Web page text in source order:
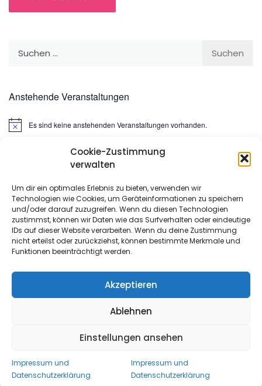
Cookie-Zustimmung
verwalten
Um dir ein optimales Erlebnis zu bieten, verwenden wir
Technologien wie Cookies, um Geräteinformationen zu speichern
und/oder darauf zuzugreifen. Wenn du diesen Technologien
zustimmst, können wir Daten wie das Surfverhalten oder eindeutige
IDs auf dieser Website verarbeiten. Wenn du deine Zustimmung
nicht erteilst oder zurückziehst, können bestimmte Merkmale und
Funktionen beeinträchtigt werden.
Akzeptieren
Ablehnen
Einstellungen ansehen
Impressum und
Datenschutzerklärung
Impressum und
Datenschutzerklärung
Anstehende Veranstaltungen
HinweisEs sind keine anstehenden Veranstaltungen vorhanden.
META
Anmelden
Eintrags-Feed
Kommentar-Feed
WordPress.org
WordPress
Theme: Urbane byTemplate Sell